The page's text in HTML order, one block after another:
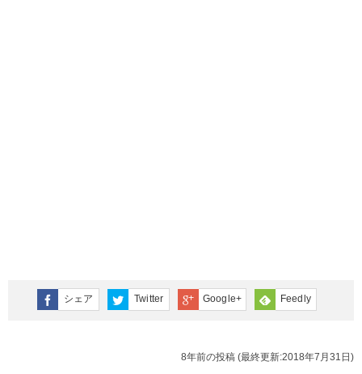
シェア Twitter Google+ Feedly
8年前の投稿 (最終更新:2018年7月31日)